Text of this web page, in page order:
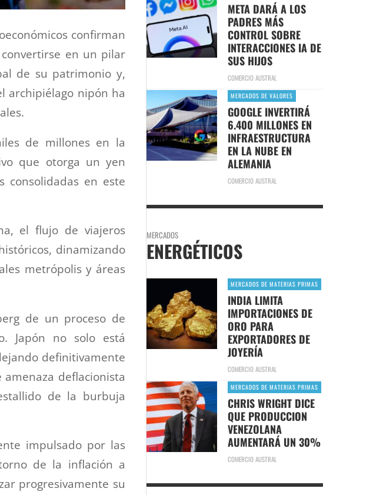
confirman
en un pilar
de su patrimonio y,
archipiélago nipón ha
de millones en la
que otorga un yen
consolidadas en este
el flujo de viajeros
dinamizando
metrópolis y áreas
de un proceso de
Japón no solo está
definitivamente
deflacionista
de la burbuja
impulsado por las
de la inflación a
progresivamente su
META DARÁ A LOS
PADRES MÁS
CONTROL SOBRE
INTERACCIONES IA DE
SUS HIJOS
COMERCIO AUSTRAL
MERCADOS DE VALORES
GOOGLE INVERTIRÁ
6.400 MILLONES EN
INFRAESTRUCTURA
EN LA NUBE EN
ALEMANIA
COMERCIO AUSTRAL
MERCADOS
ENERGÉTICOS
MERCADOS DE MATERIAS PRIMAS
INDIA LIMITA
IMPORTACIONES DE
ORO PARA
EXPORTADORES DE
JOYERÍA
COMERCIO AUSTRAL
MERCADOS DE MATERIAS PRIMAS
CHRIS WRIGHT DICE
QUE PRODUCCION
VENEZOLANA
AUMENTARÁ UN 30%
COMERCIO AUSTRAL